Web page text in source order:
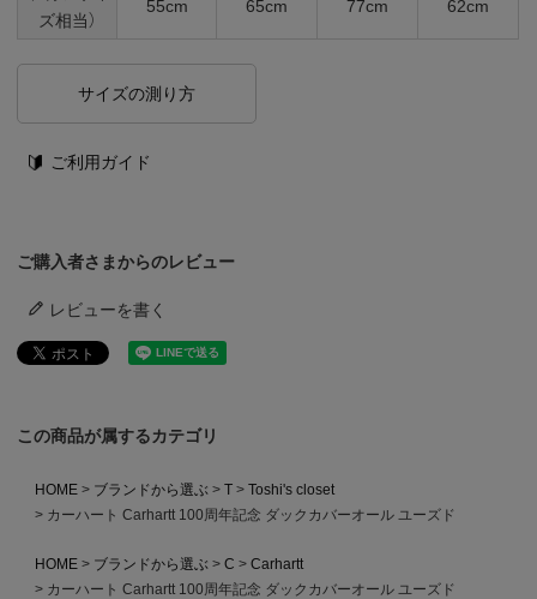
ズ相当）
55cm 65cm 77cm 62cm
サイズの測り方
ご利用ガイド
ご購入者さまからのレビュー
レビューを書く
この商品が属するカテゴリ
HOME ブランドから選ぶ T
Toshi's closet
カーハート Carhartt 100周年記念 ダックカバーオール ユーズド
HOME ブランドから選ぶ C
Carhartt
カーハート Carhartt 100周年記念 ダックカバーオール ユーズド